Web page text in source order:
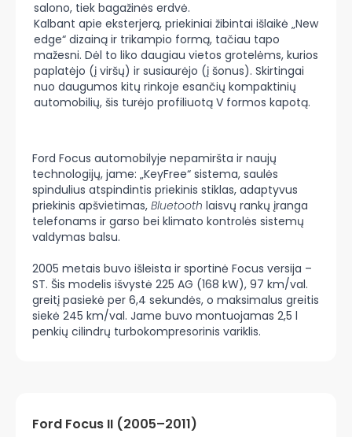
salono, tiek bagažinės erdvė.
Kalbant apie eksterjerą, priekiniai žibintai išlaikė „New
edge“ dizainą ir trikampio formą, tačiau tapo
mažesni. Dėl to liko daugiau vietos grotelėms, kurios
paplatėjo (į viršų) ir susiaurėjo (į šonus). Skirtingai
nuo daugumos kitų rinkoje esančių kompaktinių
automobilių, šis turėjo profiliuotą V formos kapotą.
Ford Focus automobilyje nepamiršta ir naujų
technologijų, jame: „KeyFree“ sistema, saulės
spindulius atspindintis priekinis stiklas, adaptyvus
priekinis apšvietimas, Bluetooth laisvų rankų įranga
telefonams ir garso bei klimato kontrolės sistemų
valdymas balsu.
2005 metais buvo išleista ir sportinė Focus versija –
ST. Šis modelis išvystė 225 AG (168 kW), 97 km/val.
greitį pasiekė per 6,4 sekundės, o maksimalus greitis
siekė 245 km/val. Jame buvo montuojamas 2,5 l
penkių cilindrų turbokompresorinis variklis.
Ford Focus II (2005–2011)